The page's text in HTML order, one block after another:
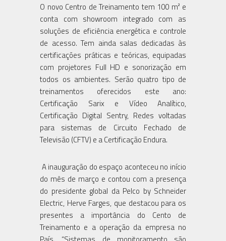
O novo Centro de Treinamento tem 100 m² e
conta com showroom integrado com as
soluções de eficiência energética e controle
de acesso. Tem ainda salas dedicadas às
certificações práticas e teóricas, equipadas
com projetores Full HD e sonorização em
todos os ambientes. Serão quatro tipo de
treinamentos oferecidos este ano:
Certificação Sarix e Vídeo Analítico,
Certificação Digital Sentry, Redes voltadas
para sistemas de Circuito Fechado de
Televisão (CFTV) e a Certificação Endura.
A inauguração do espaço aconteceu no início
do mês de março e contou com a presença
do presidente global da Pelco by Schneider
Electric, Herve Farges, que destacou para os
presentes a importância do Cento de
Treinamento e a operação da empresa no